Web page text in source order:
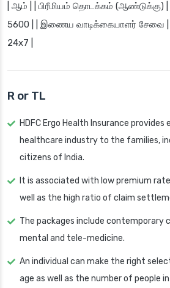
| ஆம் | | பிரீமியம் தொடக்கம் (ஆண்டுக்கு) |
5600 | | இணைய வாடிக்கையாளர் சேவை |
24x7 |
R or TL
HDFC Ergo Health Insurance
healthcare industry to the families,
citizens of India.
It is associated with low premium
well as the high ratio of claim
The packages include contemporary
mental and tele-medicine.
An individual can make the right
age as well as the number of people